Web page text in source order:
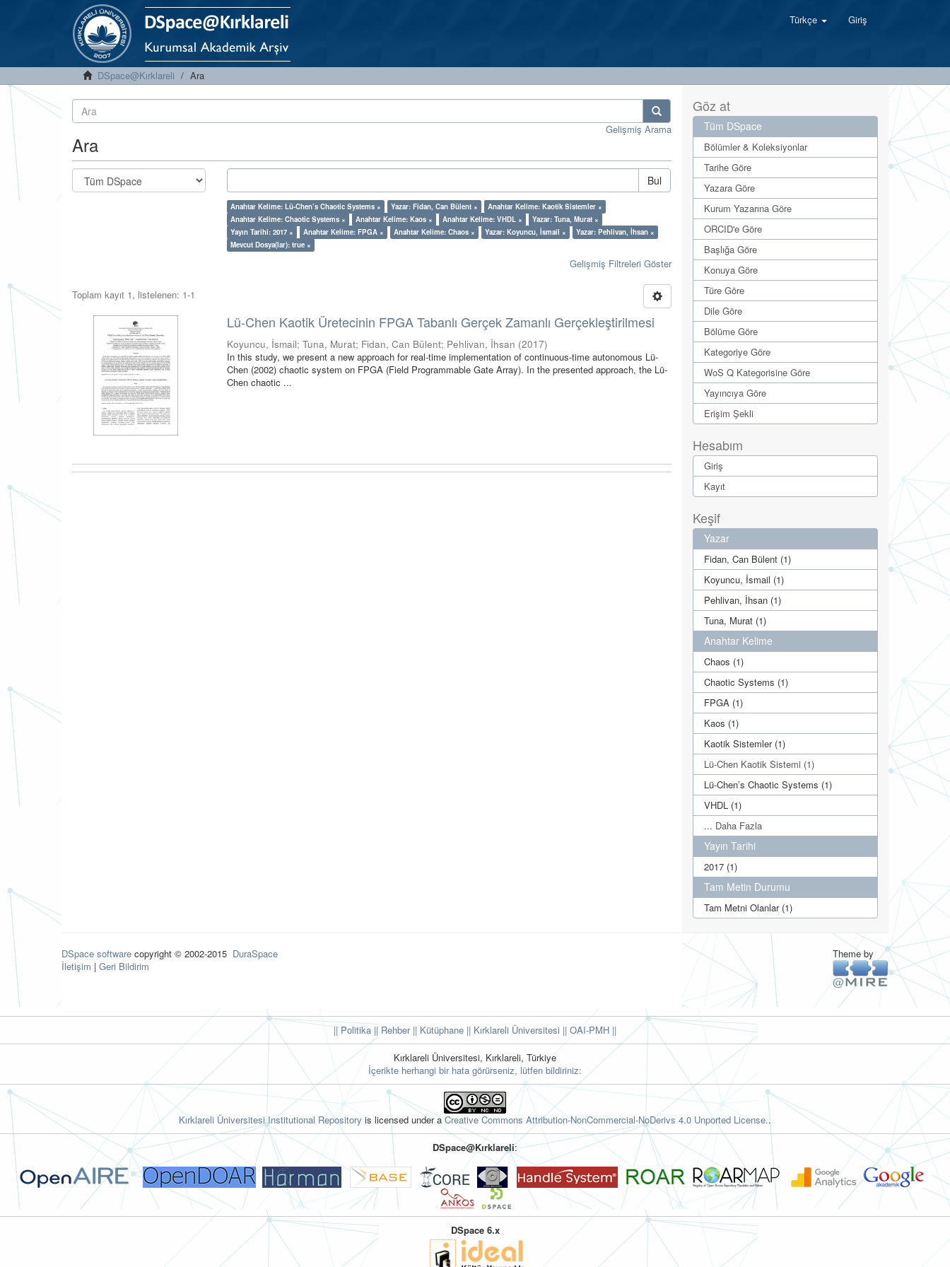
Türkçe Giriş
DSpace@Kırklareli Ara
Gelişmiş Arama
Ara
Bul
Anahtar Kelime: Lü-Chen’s Chaotic Systems × Yazar: Fidan, Can Bülent ×
Anahtar Kelime: Kaotik Sistemler ×
Anahtar Kelime: Chaotic Systems ×
Anahtar Kelime: Kaos × Anahtar Kelime: VHDL ×
Yazar: Tuna, Murat ×
Yayın Tarihi: 2017 ×
Anahtar Kelime: FPGA × Anahtar Kelime: Chaos × Yazar: Koyuncu, İsmail ×
Yazar: Pehlivan, İhsan ×
Mevcut Dosya(lar): true ×
Gelişmiş Filtreleri Göster
Toplam kayıt 1, listelenen: 1-1
Lü-Chen Kaotik Üretecinin FPGA Tabanlı Gerçek Zamanlı Gerçekleştirilmesi
Koyuncu, İsmail;Tuna, Murat; Fidan, Can Bülent; Pehlivan, İhsan (2017)
In this study, we present a new approach for real-time implementation of continuous-time autonomous Lü-
Chen (2002) chaotic system on FPGA (Field Programmable Gate Array). In the presented approach, the Lü-
Chen chaotic ...
Göz at
Tüm DSpace
Bölümler & Koleksiyonlar
Tarihe Göre
Yazara Göre
Kurum Yazarına Göre
ORCID'e Göre
Başlığa Göre
Konuya Göre
Türe Göre
Dile Göre
Bölüme Göre
Kategoriye Göre
WoS Q Kategorisine Göre
Yayıncıya Göre
Erişim Şekli
Hesabım
Giriş
Kayıt
Keşif
Yazar
Fidan, Can Bülent (1)
Koyuncu, İsmail (1)
Pehlivan, İhsan (1)
Tuna, Murat (1)
Anahtar Kelime
Chaos (1)
Chaotic Systems (1)
FPGA (1)
Kaos (1)
Kaotik Sistemler (1)
Lü-Chen Kaotik Sistemi (1)
Lü-Chen’s Chaotic Systems (1)
VHDL (1)
... Daha Fazla
Yayın Tarihi
2017 (1)
Tam Metin Durumu
Tam Metni Olanlar (1)
DSpace software copyright © 2002-2015 DuraSpace
İletişim | Geri Bildirim
Theme by
|| Politika|| Rehber|| Kütüphane || Kırklareli Üniversitesi || OAI-PMH ||
Kırklareli Üniversitesi, Kırklareli, Türkiye
İçerikte herhangi bir hata görürseniz, lütfen bildiriniz:
Kırklareli Üniversitesi Institutional Repository is licensed under aCreative Commons Attribution-NonCommercial-NoDerivs 4.0 Unported License..
DSpace@Kırklareli:
DSpace 6.x